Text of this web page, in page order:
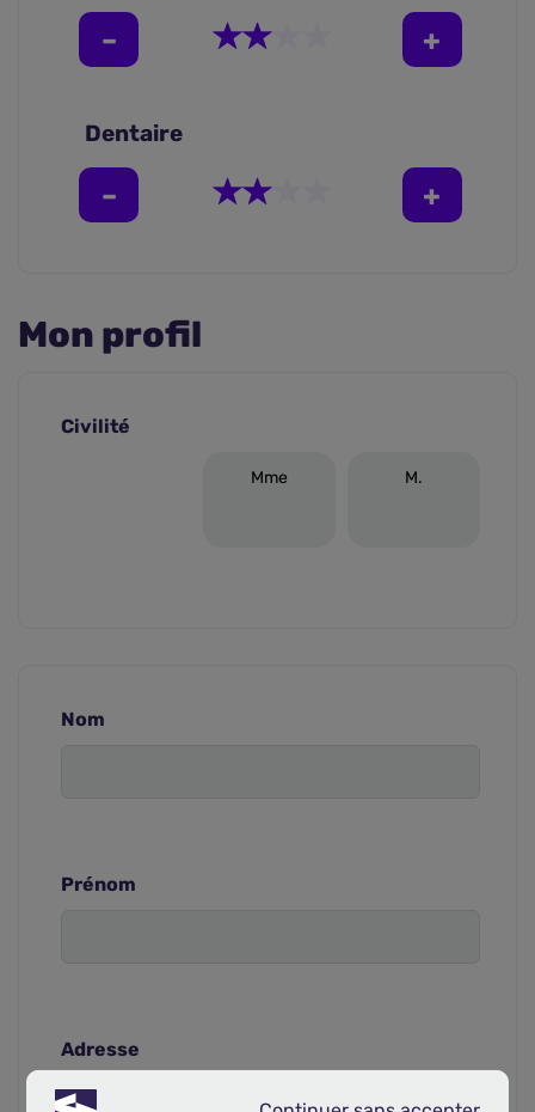
Dentaire
Mon profil
Civilité
M.
Mme
Nom
Prénom
Adresse